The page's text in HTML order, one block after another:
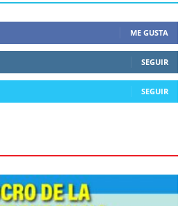
ME GUSTA
SEGUIR
SEGUIR